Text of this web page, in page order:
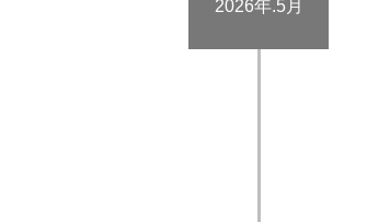
2026年.5月